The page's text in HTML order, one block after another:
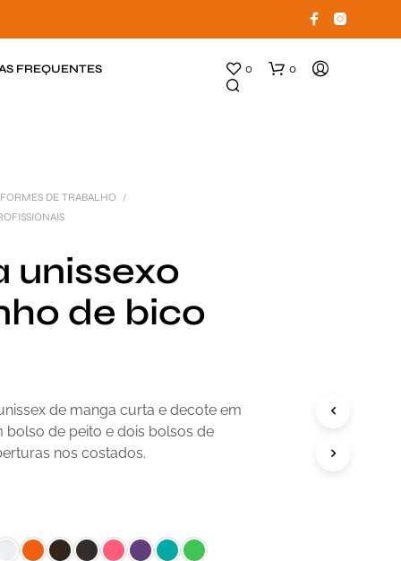
FREQUENTES 0 0
R
D
DE TRABALHO /
unissexo
de bico
de manga curta e decote em
bolso de peito e dois bolsos de
nos costados.